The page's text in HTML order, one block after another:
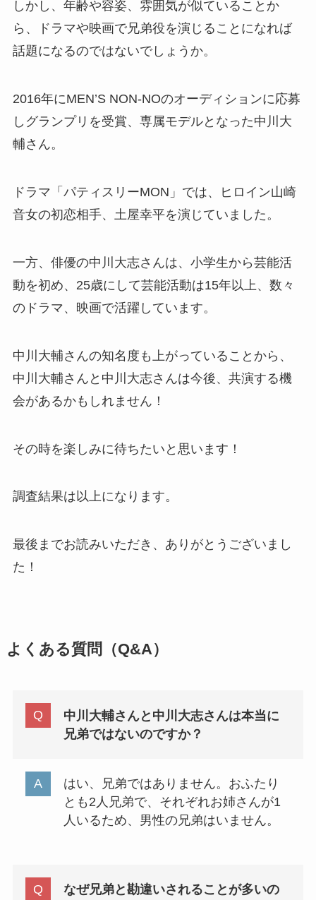
しかし、年齢や容姿、雰囲気が似ていることか
ら、ドラマや映画で兄弟役を演じることになれば
話題になるのではないでしょうか。
2016年にMEN’S NON-NOのオーディションに応募
しグランプリを受賞、専属モデルとなった中川大
輔さん。
ドラマ「パティスリーMON」では、ヒロイン山崎
音女の初恋相手、土屋幸平を演じていました。
一方、俳優の中川大志さんは、小学生から芸能活
動を初め、25歳にして芸能活動は15年以上、数々
のドラマ、映画で活躍しています。
中川大輔さんの知名度も上がっていることから、
中川大輔さんと中川大志さんは今後、共演する機
会があるかもしれません！
その時を楽しみに待ちたいと思います！
調査結果は以上になります。
最後までお読みいただき、ありがとうございまし
た！
よくある質問（Q&A）
中川大輔さんと中川大志さんは本当に
兄弟ではないのですか？
はい、兄弟ではありません。おふたり
とも2人兄弟で、それぞれお姉さんが1
人いるため、男性の兄弟はいません。
なぜ兄弟と勘違いされることが多いの